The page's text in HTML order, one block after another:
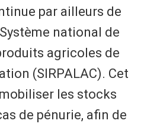
par ailleurs de
national de
agricoles de
(SIRPALAC). Cet
les stocks
de pénurie, afin de